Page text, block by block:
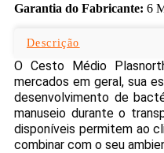
Garantia do Fabricante: 6
Descrição
O Cesto Médio
mercados em geral, sua
desenvolvimento de
manuseio durante o
disponíveis permitem ao
combinar com o seu